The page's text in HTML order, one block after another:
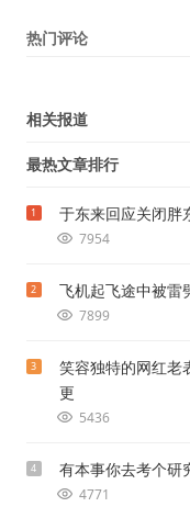
热门评论
相关报道
最热文章排行
1 于东来回应关闭胖
7954
2 飞机起飞途中被雷
7899
3
笑容独特的网红老
更
5436
4 有本事你去考个研
4771